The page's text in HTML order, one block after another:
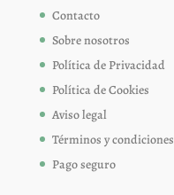
Contacto
Sobre nosotros
Política de Privacidad
Política de Cookies
Aviso legal
Términos y condiciones
Pago seguro